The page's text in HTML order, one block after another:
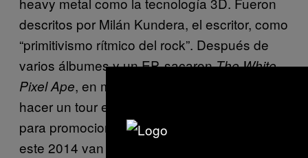
descritos por Milán Kundera, el escritor, como
“primitivismo rítmico del rock”. Después de
varios álbumes y un EP, sacaronThe White
Pixel Ape, en marzo de este año. Van a
hacer un tour en Francia todo este verano
para promocionar este último, y a finales de
este 2014 van a sacar otro disco titulado